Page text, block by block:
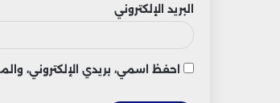
البريد الإلكتروني
احفظ اسمي، بريدي الإلكتروني،